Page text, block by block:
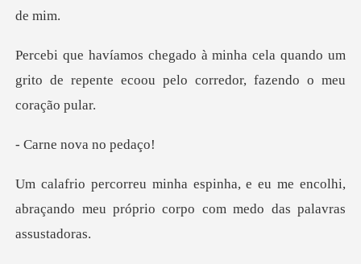
la quando um
grito de repente ecoou pel
nova n
eu me encolhi,
abraçando meu próprio co